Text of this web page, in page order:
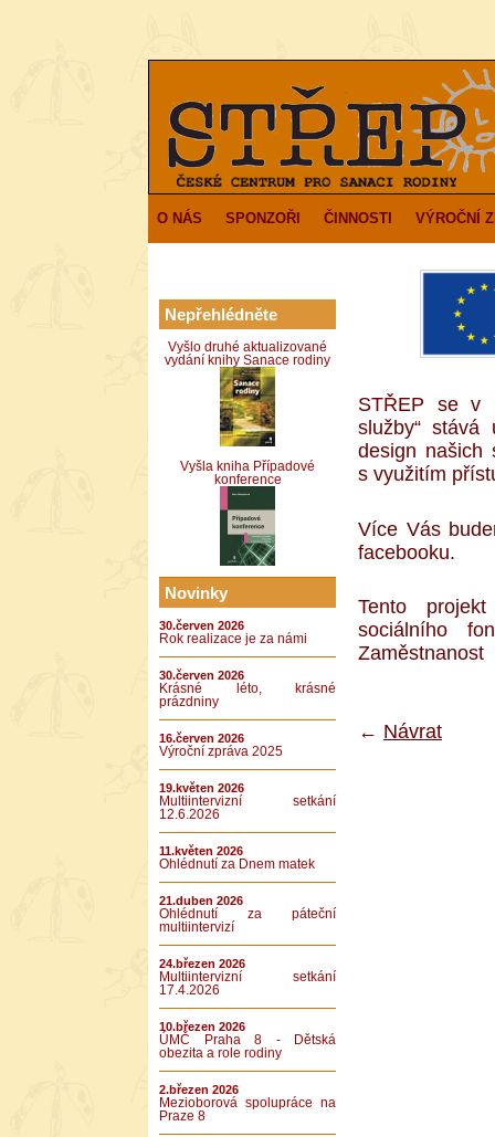
O NÁS SPONZOŘI ČINNOSTI VÝROČNÍ
Nepřehlédněte
Vyšlo druhé aktualizované
vydání knihy Sanace rodiny
Vyšla kniha Případové
konference
Novinky
30.červen 2026
Rok realizace je za námi
30.červen 2026
Krásné léto, krásné
prázdniny
16.červen 2026
Výroční zpráva 2025
19.květen 2026
Multiintervizní setkání
12.6.2026
11.květen 2026
Ohlédnutí za Dnem matek
21.duben 2026
Ohlédnutí za páteční
multiintervizí
24.březen 2026
Multiintervizní setkání
17.4.2026
10.březen 2026
ÚMČ Praha 8 - Dětská
obezita a role rodiny
2.březen 2026
Mezioborová spolupráce na
Praze 8
STŘEP se v
služby“
design našich
s využitím
Více Vás
facebooku.
Tento
sociálního
Zaměstnanost
← Návrat